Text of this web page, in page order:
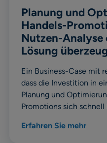
Planung und
Handels-
Nutzen-Analyse
Lösung
Ein Business-Case mit
dass die Investition in
Planung und
Promotions sich
Erfahren Sie mehr